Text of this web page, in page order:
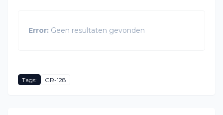
Error: Geen resultaten gevonden
Tags: GR-128